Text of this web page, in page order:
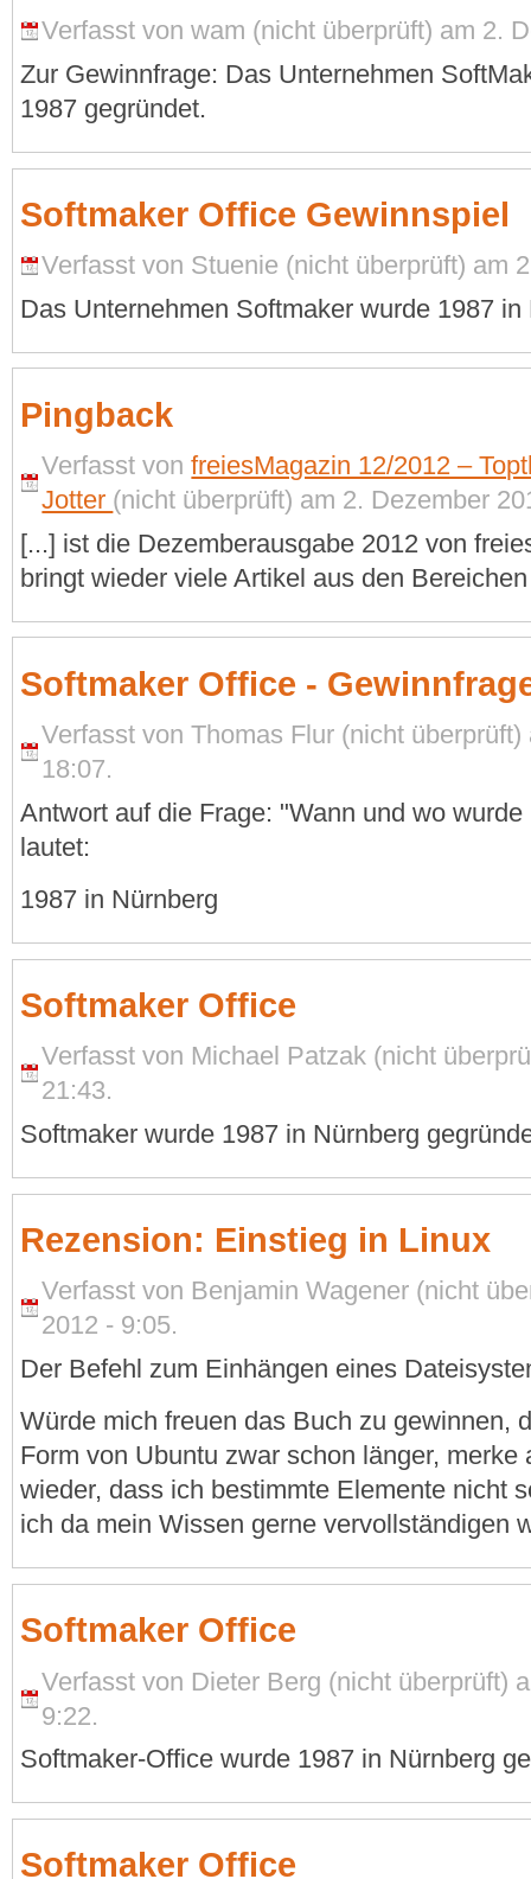
Verfasst von wam (nicht überprüft) am 2.
Zur Gewinnfrage: Das Unternehmen
1987 gegründet.
Softmaker Office Gewinnspiel
Verfasst von Stuenie (nicht überprüft) am
Das Unternehmen Softmaker wurde 1987
Pingback
Verfasst vonfreiesMagazin 12/2012 –
Jotter (nicht überprüft) am 2. Dezember
[...] ist die Dezemberausgabe 2012 von
bringt wieder viele Artikel aus den
Softmaker Office -
Verfasst von Thomas Flur (nicht
18:07.
Antwort auf die Frage: "Wann und wo
lautet:
1987 in Nürnberg
Softmaker Office
Verfasst von Michael Patzak (nicht
21:43.
Softmaker wurde 1987 in Nürnberg
Rezension: Einstieg in Linux
Verfasst von Benjamin Wagener (nicht
2012 - 9:05.
Der Befehl zum Einhängen eines
Würde mich freuen das Buch zu gewinnen,
Form von Ubuntu zwar schon länger, merke
wieder, dass ich bestimmte Elemente nicht
ich da mein Wissen gerne vervollständigen
Softmaker Office
Verfasst von Dieter Berg (nicht überprüft)
9:22.
Softmaker-Office wurde 1987 in Nürnberg
Softmaker Office